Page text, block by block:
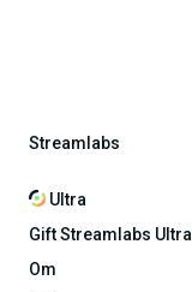
Streamlabs
Ultra
Gift Streamlabs Ultra
Om